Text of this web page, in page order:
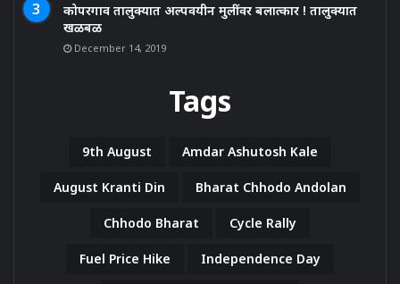
कोपरगाव तालुक्यात अल्पवयीन मुलींवर बलात्कार ! तालुक्यात
खळबळ
December 14, 2019
Tags
9th August Amdar Ashutosh Kale
August Kranti Din Bharat Chhodo Andolan
Chhodo Bharat Cycle Rally
Fuel Price Hike Independence Day